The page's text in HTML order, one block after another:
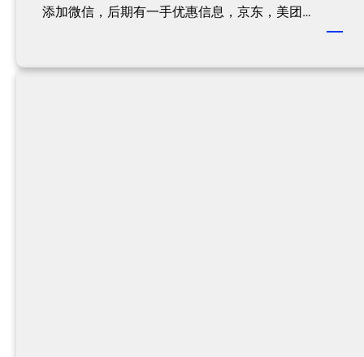
添加微信，后期有一手优惠信息，京东，美团…